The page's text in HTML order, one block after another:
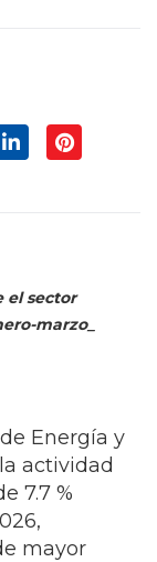
el sector
marzo_
Energía y
actividad
7.7 %
mayor